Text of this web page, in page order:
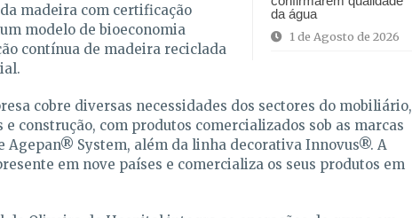
da água
1 de Agosto de 2026
madeira com certificação
modelo de bioeconomia
contínua de madeira reciclada
cobre diversas necessidades dos sectores do mobiliário,
construção, com produtos comercializados sob as marcas
Agepan® System, além da linha decorativa Innovus®. A
em nove países e comercializa os seus produtos em